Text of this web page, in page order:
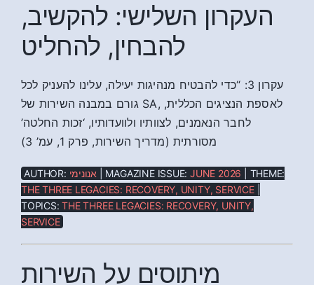
העקרון השלישי: להקשיב,
להבחין, להחליט
עקרון 3: “כדי להבטיח מנהיגות יעילה, עלינו להעניק לכל
גורם במבנה השירות של SA, לאספת הנציגים הכללית,
לחבר הנאמנים, לצוותיו ולוועדותיו, ‘זכות החלטה’
מסורתית (מדריך השירות, פרק 1, עמ’ 3)
AUTHOR: אנונימי | MAGAZINE ISSUE:JUNE 2026 | THEME:
THE THREE LEGACIES: RECOVERY, UNITY, SERVICE|
TOPICS:THE THREE LEGACIES: RECOVERY, UNITY,
SERVICE
מיתוסים על השירות